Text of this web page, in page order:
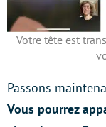
Votre tête est
Passons
Vous pourrez